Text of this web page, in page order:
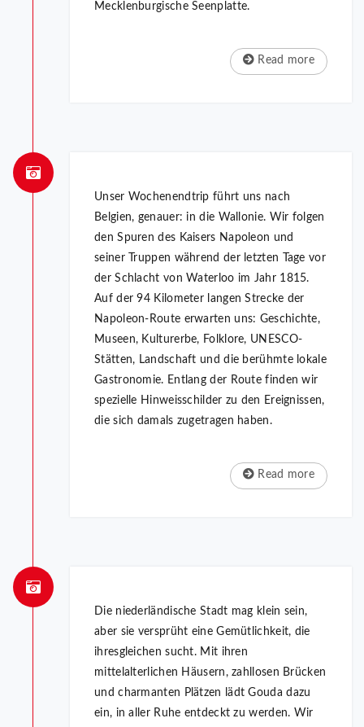
Mecklenburgische Seenplatte.
Read more
Unser Wochenendtrip führt uns nach
Belgien, genauer: in die Wallonie. Wir folgen
den Spuren des Kaisers Napoleon und
seiner Truppen während der letzten Tage vor
der Schlacht von Waterloo im Jahr 1815.
Auf der 94 Kilometer langen Strecke der
Napoleon-Route erwarten uns: Geschichte,
Museen, Kulturerbe, Folklore, UNESCO-
Stätten, Landschaft und die berühmte lokale
Gastronomie. Entlang der Route finden wir
spezielle Hinweisschilder zu den Ereignissen,
die sich damals zugetragen haben.
Read more
Die niederländische Stadt mag klein sein,
aber sie versprüht eine Gemütlichkeit, die
ihresgleichen sucht. Mit ihren
mittelalterlichen Häusern, zahllosen Brücken
und charmanten Plätzen lädt Gouda dazu
ein, in aller Ruhe entdeckt zu werden. Wir